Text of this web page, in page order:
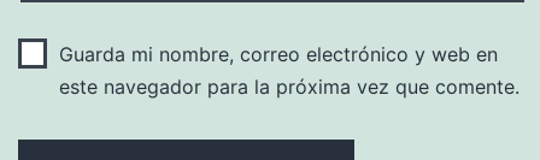
Guarda mi nombre, correo electrónico y web en
este navegador para la próxima vez que comente.